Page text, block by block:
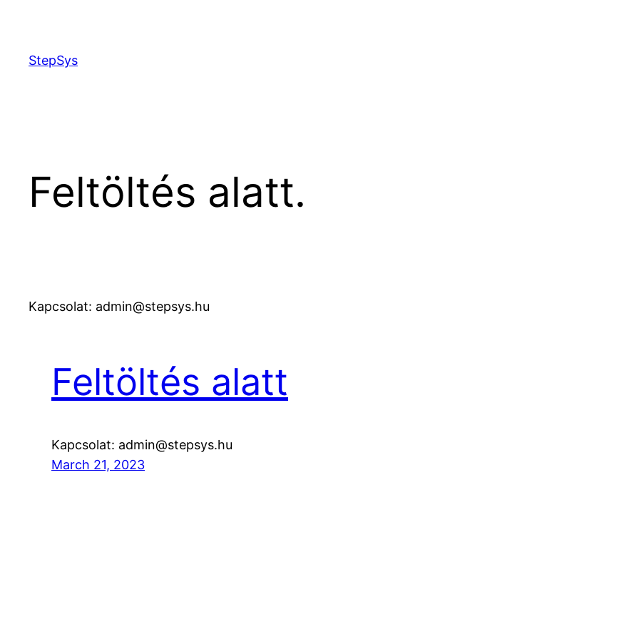
content
StepSys
Feltöltés alatt.
Kapcsolat: admin@stepsys.hu
Feltöltés alatt
Kapcsolat: admin@stepsys.hu
March 21, 2023